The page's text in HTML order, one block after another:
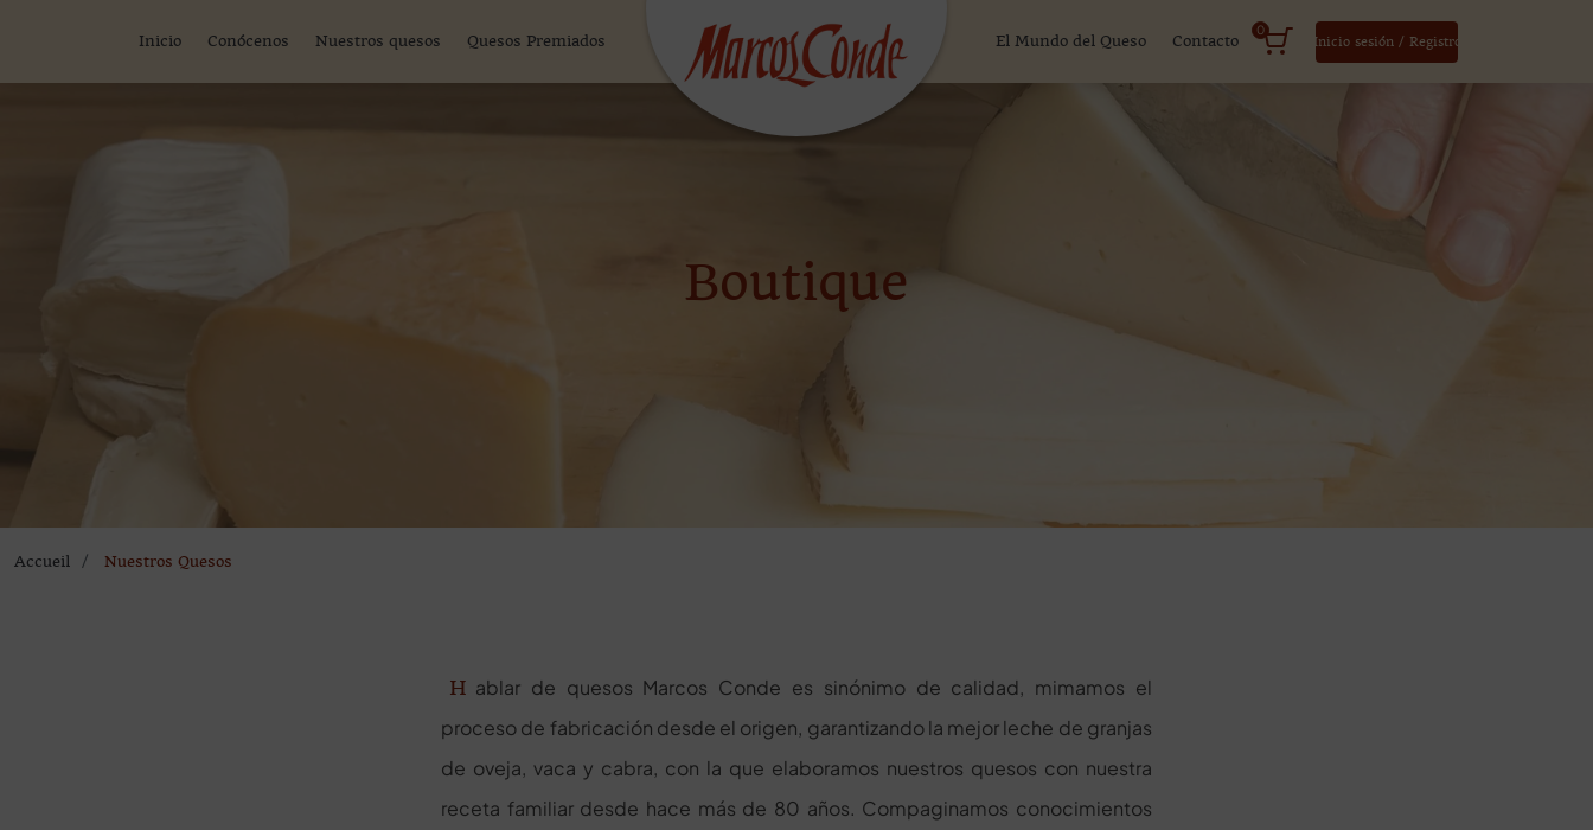
Inicio Conócenos Nuestros quesos Quesos Premiados El Mundo del Queso Contacto
0
Inicio sesión / Registro
Boutique
Accueil Nuestros Quesos
Hablar de quesos Marcos Conde es sinónimo de calidad, mimamos el
proceso de fabricación desde el origen, garantizando la mejor leche de granjas
de oveja, vaca y cabra, con la que elaboramos nuestros quesos con nuestra
receta familiar desde hace más de 80 años. Compaginamos conocimientos